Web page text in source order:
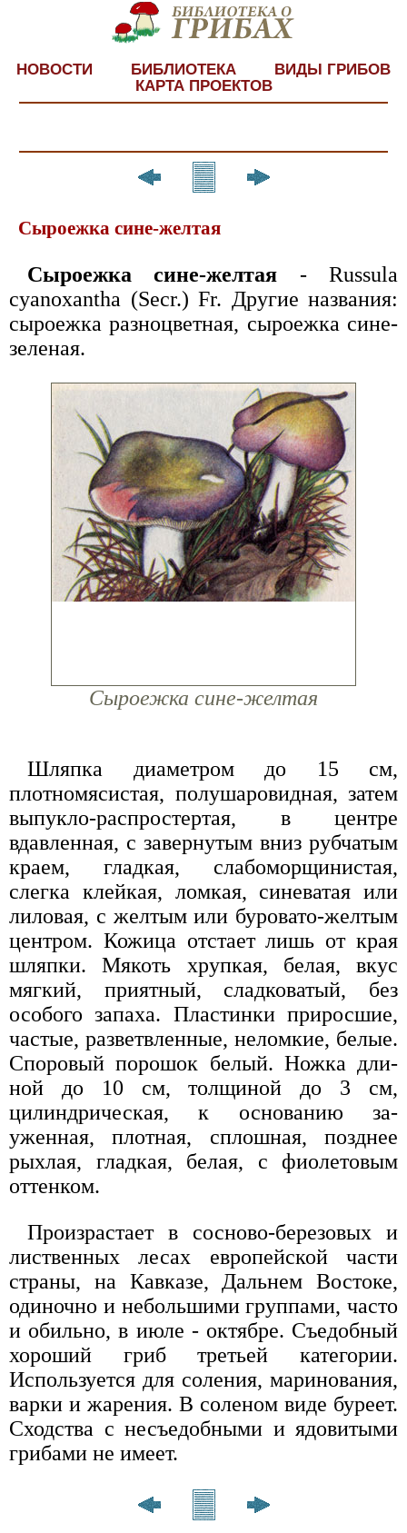
НОВОСТИ БИБЛИОТЕКА
ВИДЫ ГРИБОВ
КАРТА ПРОЕКТОВ
Сыроежка сине-желтая
Сыроежка сине-желтая - Rus­sula
cyanoxantha (Secr.) Fr. Дру­гие названия:
сыроежка разноцвет­ная, сыроежка сине-
зеленая.
Сыроежка сине-желтая
Шляпка диаметром до 15 см,
плотномясистая, полушаровидная, затем
выпукло-распростертая, в центре
вдавленная, с завернутым вниз рубчатым
краем, гладкая, слабоморщинистая,
слегка клей­кая, ломкая, синеватая или
лило­вая, с желтым или буровато-желтым
центром. Кожица отстает лишь от края
шляпки. Мякоть хрупкая, белая, вкус
мягкий, приятный, сладковатый, без
особого запаха. Пластинки приросшие,
частые, раз­ветвленные, неломкие, белые.
Спо­ровый порошок белый. Ножка дли­
ной до 10 см, толщиной до 3 см,
цилиндрическая, к основанию за­
уженная, плотная, сплошная, позд­нее
рыхлая, гладкая, белая, с фио­летовым
оттенком.
Произрастает в сосново-березо­вых и
лиственных лесах европей­ской части
страны, на Кавказе, Дальнем Востоке,
одиночно и не­большими группами, часто
и обиль­но, в июле - октябре. Съедобный
хороший гриб третьей категории.
Используется для соления, мари­нования,
варки и жарения. В соле­ном виде буреет.
Сходства с не­съедобными и ядовитыми
грибами не имеет.